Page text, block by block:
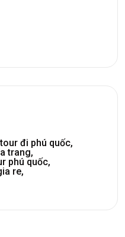
tour đi phú quốc,
trang,
phú quốc,
re,